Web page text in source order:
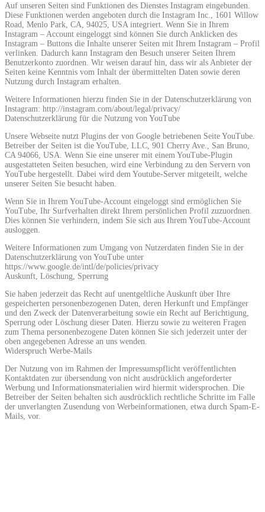
Auf unseren Seiten sind Funktionen des Dienstes Instagram eingebunden.
Diese Funktionen werden angeboten durch die Instagram Inc., 1601 Willow
Road, Menlo Park, CA, 94025, USA integriert. Wenn Sie in Ihrem
Instagram – Account eingeloggt sind können Sie durch Anklicken des
Instagram – Buttons die Inhalte unserer Seiten mit Ihrem Instagram – Profil
verlinken. Dadurch kann Instagram den Besuch unserer Seiten Ihrem
Benutzerkonto zuordnen. Wir weisen darauf hin, dass wir als Anbieter der
Seiten keine Kenntnis vom Inhalt der übermittelten Daten sowie deren
Nutzung durch Instagram erhalten.
Weitere Informationen hierzu finden Sie in der Datenschutzerklärung von
Instagram: http://instagram.com/about/legal/privacy/
Datenschutzerklärung für die Nutzung von YouTube
Unsere Webseite nutzt Plugins der von Google betriebenen Seite YouTube.
Betreiber der Seiten ist die YouTube, LLC, 901 Cherry Ave., San Bruno,
CA 94066, USA. Wenn Sie eine unserer mit einem YouTube-Plugin
ausgestatteten Seiten besuchen, wird eine Verbindung zu den Servern von
YouTube hergestellt. Dabei wird dem Youtube-Server mitgeteilt, welche
unserer Seiten Sie besucht haben.
Wenn Sie in Ihrem YouTube-Account eingeloggt sind ermöglichen Sie
YouTube, Ihr Surfverhalten direkt Ihrem persönlichen Profil zuzuordnen.
Dies können Sie verhindern, indem Sie sich aus Ihrem YouTube-Account
ausloggen.
Weitere Informationen zum Umgang von Nutzerdaten finden Sie in der
Datenschutzerklärung von YouTube unter
https://www.google.de/intl/de/policies/privacy
Auskunft, Löschung, Sperrung
Sie haben jederzeit das Recht auf unentgeltliche Auskunft über Ihre
gespeicherten personenbezogenen Daten, deren Herkunft und Empfänger
und den Zweck der Datenverarbeitung sowie ein Recht auf Berichtigung,
Sperrung oder Löschung dieser Daten. Hierzu sowie zu weiteren Fragen
zum Thema personenbezogene Daten können Sie sich jederzeit unter der
oben angegebenen Adresse an uns wenden.
Widerspruch Werbe-Mails
Der Nutzung von im Rahmen der Impressumspflicht veröffentlichten
Kontaktdaten zur übersendung von nicht ausdrücklich angeforderter
Werbung und Informationsmaterialien wird hiermit widersprochen. Die
Betreiber der Seiten behalten sich ausdrücklich rechtliche Schritte im Falle
der unverlangten Zusendung von Werbeinformationen, etwa durch Spam-E-
Mails, vor.